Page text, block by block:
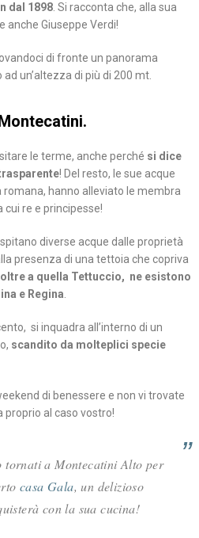
dal 1898. Si racconta che, alla sua
anche Giuseppe Verdi!
di fronte un panorama
un’altezza di più di 200 mt.
le terme, anche perché si dice
! Del resto, le sue acque
hanno alleviato le membra
re e principesse!⠀
diverse acque dalle proprietà
presenza di una tettoia che copriva
a quella Tettuccio, ne esistono
e Regina.
si inquadra all’interno di un
scandito da molteplici specie
di benessere e non vi trovate
al caso vostro!
tornati a Montecatini Alto per
casa Gala, un delizioso
con la sua cucina!